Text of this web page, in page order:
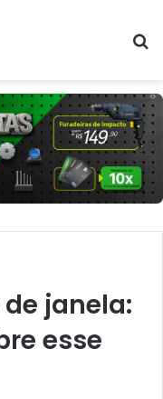
janela:
esse